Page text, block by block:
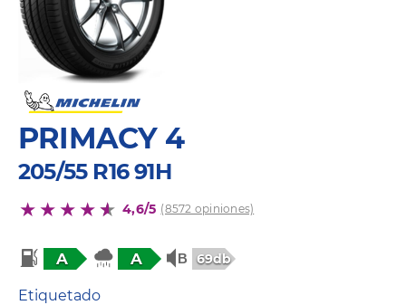
PRIMACY 4
205/55 R16 91H
4,6/5 (8572 opiniones)
A A 69db
Etiquetado